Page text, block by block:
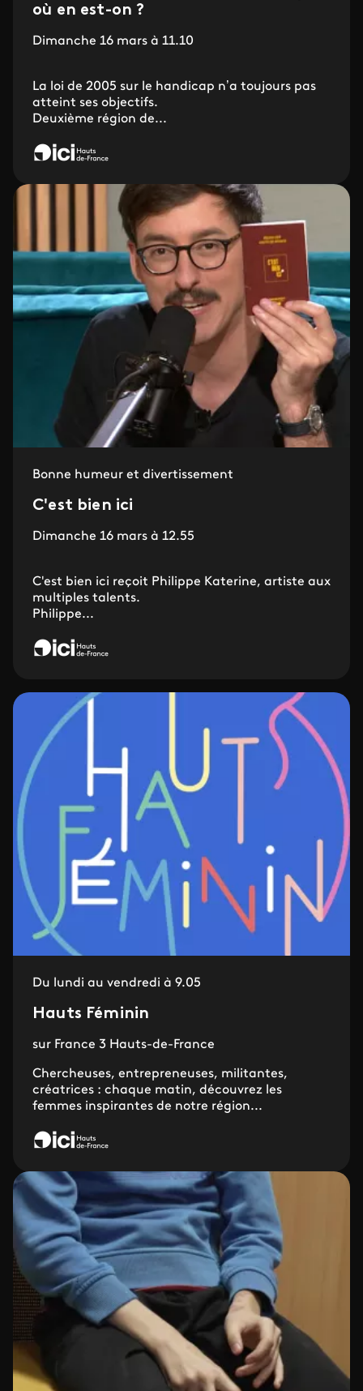
où en est-on ?
Dimanche 16 mars à 11.10
La loi de 2005 sur le handicap n’a toujours pas
atteint ses objectifs.
Deuxième région de...
Bonne humeur et divertissement
C'est bien ici
Dimanche 16 mars à 12.55
C'est bien ici reçoit Philippe Katerine, artiste aux
multiples talents.
Philippe...
Du lundi au vendredi à 9.05
Hauts Féminin
sur France 3 Hauts-de-France
Chercheuses, entrepreneuses, militantes,
créatrices : chaque matin, découvrez les
femmes inspirantes de notre région...